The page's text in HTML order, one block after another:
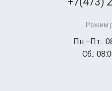
Режим
Пн.–Пт.:
Сб.: